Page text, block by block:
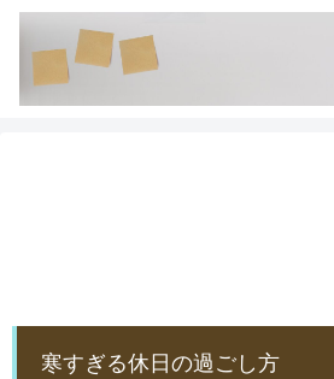
寒すぎる休日の過ごし方